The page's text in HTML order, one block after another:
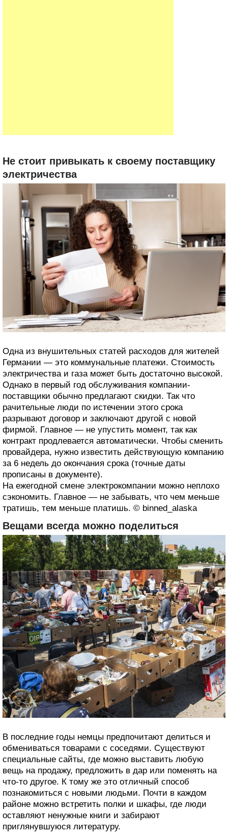
Не стоит привыкать к своему поставщику
электричества
Одна из внушительных статей расходов для жителей
Германии — это коммунальные платежи. Стоимость
электричества и газа может быть достаточно высокой.
Однако в первый год обслуживания компании-
поставщики обычно предлагают скидки. Так что
рачительные люди по истечении этого срока
разрывают договор и заключают другой с новой
фирмой. Главное — не упустить момент, так как
контракт продлевается автоматически. Чтобы сменить
провайдера, нужно известить действующую компанию
за 6 недель до окончания срока (точные даты
прописаны в документе).
На ежегодной смене электрокомпании можно неплохо
сэкономить. Главное — не забывать, что чем меньше
тратишь, тем меньше платишь. © binned_alaska
Вещами всегда можно поделиться
В последние годы немцы предпочитают делиться и
обмениваться товарами с соседями. Существуют
специальные сайты, где можно выставить любую
вещь на продажу, предложить в дар или поменять на
что-то другое. К тому же это отличный способ
познакомиться с новыми людьми. Почти в каждом
районе можно встретить полки и шкафы, где люди
оставляют ненужные книги и забирают
приглянувшуюся литературу.